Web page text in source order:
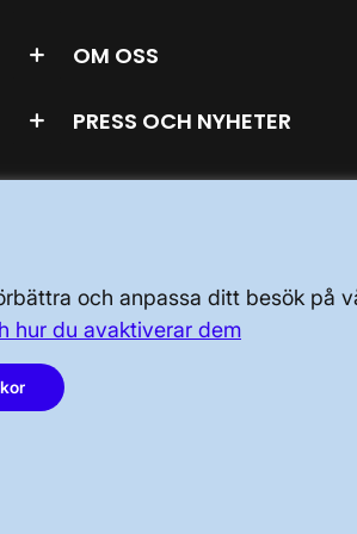
och anpassa ditt besök
hur du avaktiverar dem
OM OSS
PRESS OCH NYHETER
LinkedIn